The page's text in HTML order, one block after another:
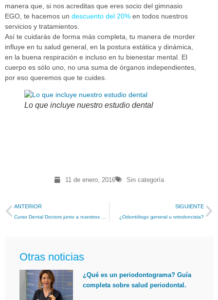
manera que, si nos acreditas que eres socio del gimnasio
EGO, te hacemos un descuento del 20% en todos nuestros
servicios y tratamientos.
Así te cuidarás de forma más completa, tu manera de morder
influye en tu salud general, en la postura estática y dinámica,
en la buena respiración e incluso en tu bienestar mental. El
cuerpo es sólo uno, no una suma de órganos independientes,
por eso queremos que te cuides.
Lo que incluye nuestro estudio dental
11 de enero, 2016 Sin categoría
ANTERIOR
Curso Dental Doctors junto a nuestros pacientes
SIGUIENTE
¿Odontólogo general u ortodoncista?
Otras noticias
¿Qué es un periodontograma? Guía
completa sobre salud periodontal.